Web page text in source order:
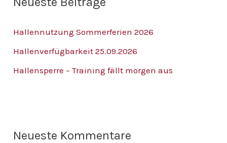
e
a
c
Hallennutzung Sommerferien 2026
Hallenverfügbarkeit 25.09.2026
Hallensperre – Training fällt morgen aus
Neueste Kommentare